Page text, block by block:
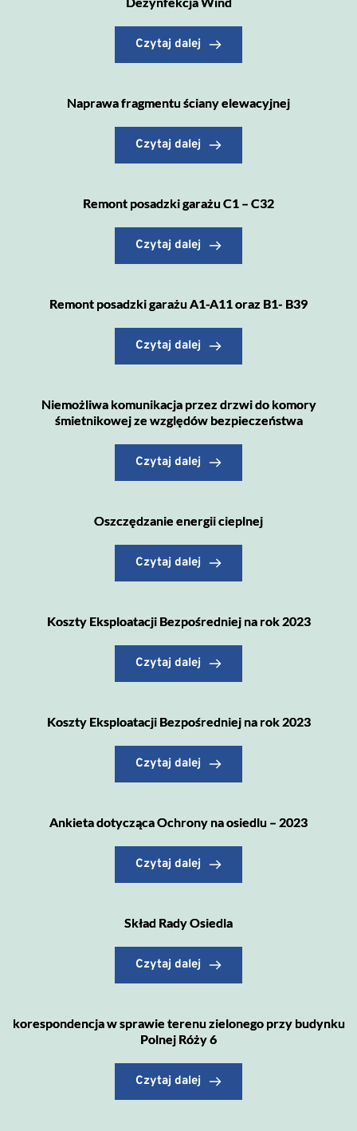
Czytaj dalej
Naprawa fragmentu ściany elewacyjnej
Czytaj dalej
Remont posadzki garażu C1 – C32
Czytaj dalej
Remont posadzki garażu A1-A11 oraz B1- B39
Czytaj dalej
Niemożliwa komunikacja przez drzwi do komory
śmietnikowej ze względów bezpieczeństwa
Czytaj dalej
Oszczędzanie energii cieplnej
Czytaj dalej
Koszty Eksploatacji Bezpośredniej na rok 2023
Czytaj dalej
Koszty Eksploatacji Bezpośredniej na rok 2023
Czytaj dalej
Ankieta dotycząca Ochrony na osiedlu – 2023
Czytaj dalej
Skład Rady Osiedla
Czytaj dalej
korespondencja w sprawie terenu zielonego przy budynku
Polnej Róży 6
Czytaj dalej